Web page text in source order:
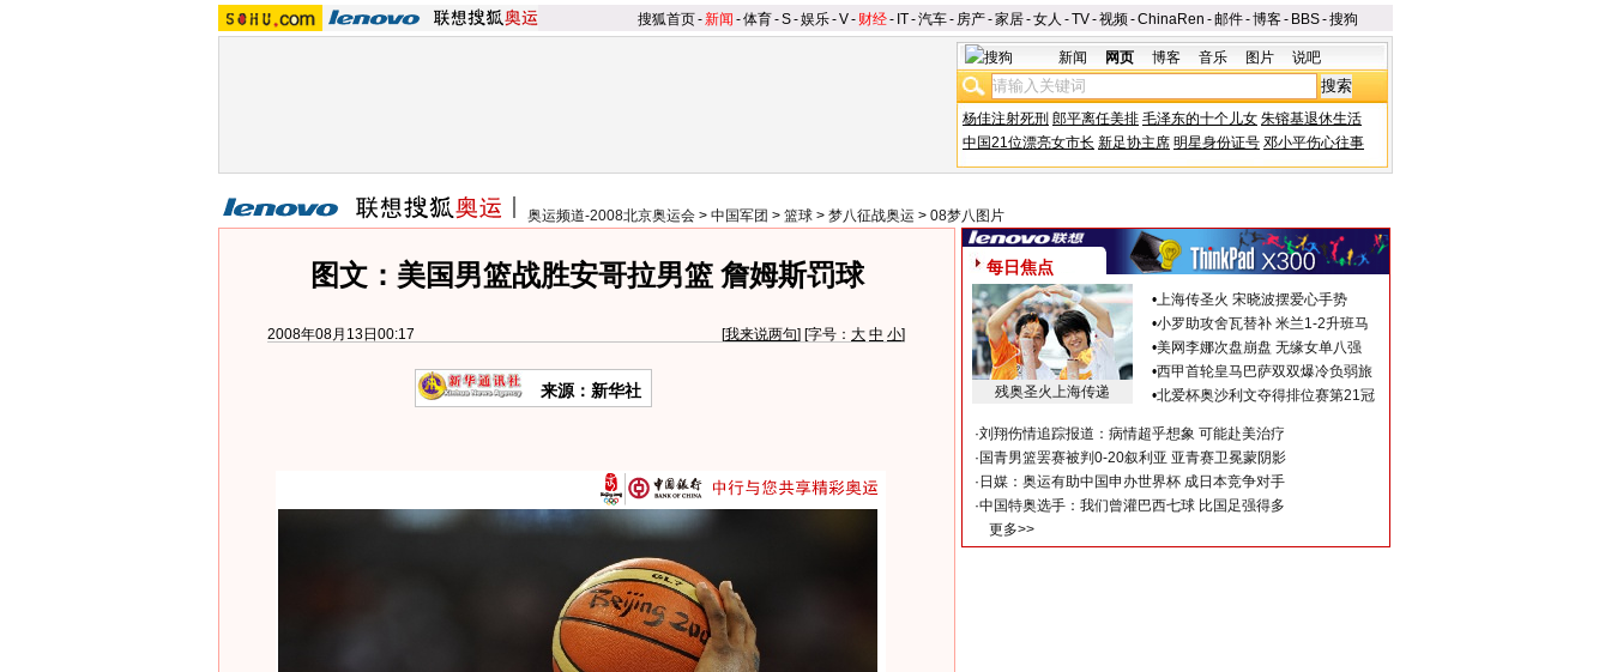
搜狐首页-新闻 -体育-S-娱乐-V- 财经- IT-汽车- 房产-家居-女人 -TV-视频-ChinaRen -邮件-博客- BBS-搜狗
新闻 网页 博客 音乐 图片 说吧
杨佳注射死刑 郎平离任美排 毛泽东的十个儿女 朱镕基退休生活
中国21位漂亮女市长 新足协主席 明星身份证号 邓小平伤心往事
奥运频道-2008北京奥运会 > 中国军团 > 篮球 > 梦八征战奥运 > 08梦八图片
图文：美国男篮战胜安哥拉男篮 詹姆斯罚球
2008年08月13日00:17 [我来说两句] [字号： 大 中 小]
来源：新华社
每日焦点
残奥圣火上海传递
•上海传圣火 宋晓波摆爱心手势
•小罗助攻舍瓦替补 米兰1-2升班马
•美网李娜次盘崩盘 无缘女单八强
•西甲首轮皇马巴萨双双爆冷负弱旅
•北爱杯奥沙利文夺得排位赛第21冠
·刘翔伤情追踪报道：病情超乎想象 可能赴美治疗
· 国青男篮罢赛被判0-20叙利亚 亚青赛卫冕蒙阴影
· 日媒：奥运有助中国申办世界杯 成日本竞争对手
·中国特奥选手：我们曾灌巴西七球 比国足强得多
更多>>